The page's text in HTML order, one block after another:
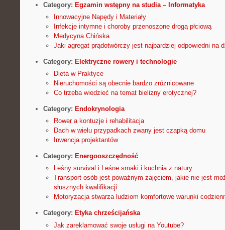
Category: Egzamin wstępny na studia – Informatyka
Innowacyjne Napędy i Materiały
Infekcje intymne i choroby przenoszone drogą płciową
Medycyna Chińska
Jaki agregat prądotwórczy jest najbardziej odpowiedni na
Category: Elektryczne rowery i technologie
Dieta w Praktyce
Nieruchomości są obecnie bardzo zróżnicowane
Co trzeba wiedzieć na temat bielizny erotycznej?
Category: Endokrynologia
Rower a kontuzje i rehabilitacja
Dach w wielu przypadkach zwany jest czapką domu
Inwencja projektantów
Category: Energooszczędność
Leśny survival i Leśne smaki i kuchnia z natury
Transport osób jest poważnym zajęciem, jakie nie jest
słusznych kwalifikacji
Motoryzacja stwarza ludziom komfortowe warunki
Category: Etyka chrześcijańska
Jak zareklamować swoje usługi na Youtube?